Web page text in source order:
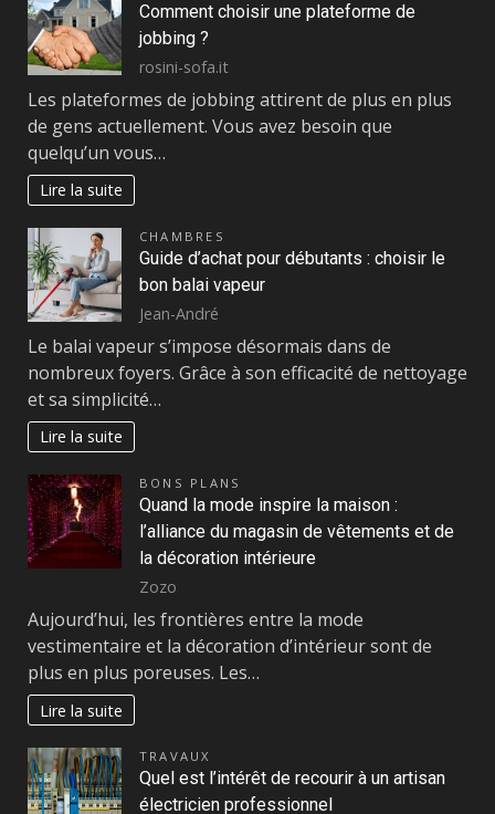
Comment choisir une plateforme de
jobbing ?
rosini-sofa.it
Les plateformes de jobbing attirent de plus en plus
de gens actuellement. Vous avez besoin que
quelqu’un vous…
Lire la suite
CHAMBRES
Guide d’achat pour débutants : choisir le
bon balai vapeur
Jean-André
Le balai vapeur s’impose désormais dans de
nombreux foyers. Grâce à son efficacité de nettoyage
et sa simplicité…
Lire la suite
BONS PLANS
Quand la mode inspire la maison :
l’alliance du magasin de vêtements et de
la décoration intérieure
Zozo
Aujourd’hui, les frontières entre la mode
vestimentaire et la décoration d’intérieur sont de
plus en plus poreuses. Les…
Lire la suite
TRAVAUX
Quel est l’intérêt de recourir à un artisan
électricien professionnel